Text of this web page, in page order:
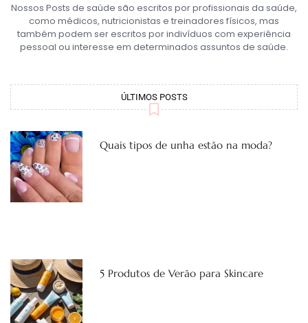
Nossos Posts de saúde são escritos por profissionais da saúde,
como médicos, nutricionistas e treinadores físicos, mas
também podem ser escritos por indivíduos com experiência
pessoal ou interesse em determinados assuntos de saúde.
ÚLTIMOS POSTS
Quais tipos de unha estão na moda?
5 Produtos de Verão para Skincare